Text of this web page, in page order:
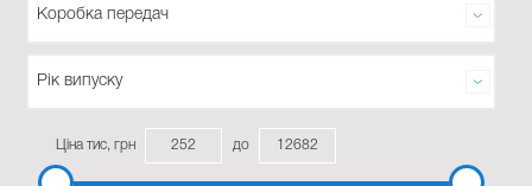
Ціна тис, грн до